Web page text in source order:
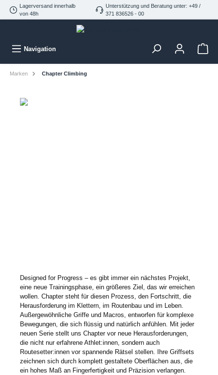
Lagerversand innerhalb
von 48h
Unterstützung und Beratung unter: +49 /
371 836526 - 00
Navigation
Marken Chapter Climbing
Designed for Progress – es gibt immer ein nächstes Projekt,
eine neue Trainingsphase, ein größeres Ziel, das wir erreichen
wollen. Chapter steht für diesen Prozess, den Fortschritt, die
Herausforderung im Klettern, im Routenbau und im Leben.
Außergewöhnliche Griffe und Macros, entworfen für komplexe
Bewegungen, die sich flüssig und natürlich anfühlen. Mit jeder
neuen Serie stellt uns Chapter vor neue Herausforderungen,
die nicht nur erfahrene Athlet:innen, sondern auch
Routesetter:innen vor spannende Rätsel stellen. Ihre Griffsets
zeichnen sich durch komplett gestaltete Oberflächen aus, die
ein hohes Maß an Fingerfertigkeit und Präzision verlangen.